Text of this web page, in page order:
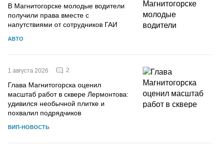
В Магнитогорске молодые водители
получили права вместе с
напутствиями от сотрудников ГАИ
АВТО
1 августа 2026 2
Глава Магнитогорска оценил
масштаб работ в сквере Лермонтова:
удивился необычной плитке и
похвалил подрядчиков
ВИП-НОВОСТЬ